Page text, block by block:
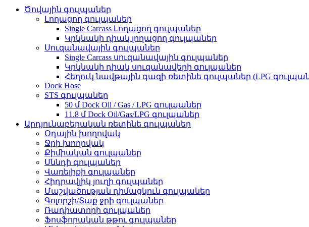
Ծովային գուլպաներ
Լողացող գուլպաներ
Single Carcass Լողացող գուլպաներ
Կրկնակի դիակ լողացող գուլպաներ
Սուզանավային գուլպաներ
Single Carcass սուզանավային գուլպաներ
Կրկնակի դիակ սուզանավերի գուլպաներ
Հեղուկ նավթային գազի ռետինե գուլպաներ (LPG
Dock Hose
STS գուլպաներ
50 մ Dock Oil / Gas / LPG գուլպաներ
11.8 մ Dock Oil/Gas/LPG գուլպաներ
Արդյունաբերական ռետինե գուլպաներ
Օդային խողովակ
Ջրի խողովակ
Քիմիական գուլպաներ
Սննդի գուլպաներ
Վառելիքի գուլպաներ
Հիդրավլիկ յուղի գուլպաներ
Մաշվածության դիմացկուն գուլպաներ
Գոլորշի/Տաք ջրի գուլպաներ
Ռադիատորի գուլպաներ
Ֆոսֆորական թթու գուլպաներ